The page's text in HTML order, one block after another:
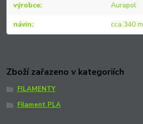
výrobce Aurapol
návin cca 340 m
Zboží zařazeno v kategoriích
FILAMENTY
Filament PLA